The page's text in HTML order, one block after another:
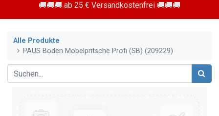
🚚🚚🚚 ab 25 € Versandkostenfrei 🚚🚚🚚
Alle Produkte
PAUS Boden Möbelpritsche Profi (SB) (209229)